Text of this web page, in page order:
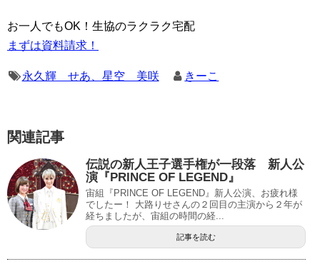
お一人でもOK！生協のラクラク宅配
まずは資料請求！
永久輝 せあ、星空 美咲 きーこ
関連記事
伝説の新人王子選手権が一段落 新人公
演『PRINCE OF LEGEND』
宙組『PRINCE OF LEGEND』新人公演、お疲れ様
でしたー！ 大路りせさんの２回目の主演から２年が
経ちましたが、宙組の時間の経...
記事を読む